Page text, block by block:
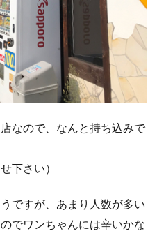
なので、なんと持ち込みで
下さい）
ですが、あまり人数が多い
でワンちゃんには辛いかな